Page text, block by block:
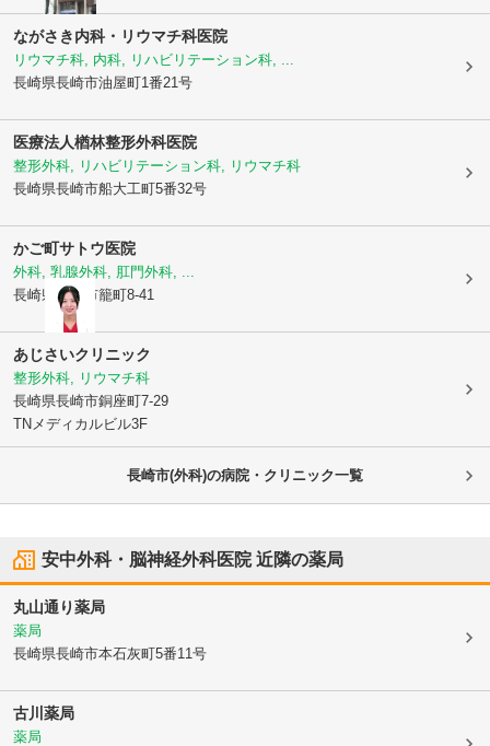
ながさき内科・リウマチ科医院
リウマチ科, 内科, リハビリテーション科, ...
長崎県長崎市油屋町1番21号
医療法人楢林整形外科医院
整形外科, リハビリテーション科, リウマチ科
長崎県長崎市船大工町5番32号
かご町サトウ医院
外科, 乳腺外科, 肛門外科, ...
長崎県長崎市籠町8-41
あじさいクリニック
整形外科, リウマチ科
長崎県長崎市銅座町7-29
TNメディカルビル3F
長崎市(外科)の病院・クリニック一覧
安中外科・脳神経外科医院近隣の薬局
丸山通り薬局
薬局
長崎県長崎市本石灰町5番11号
古川薬局
薬局